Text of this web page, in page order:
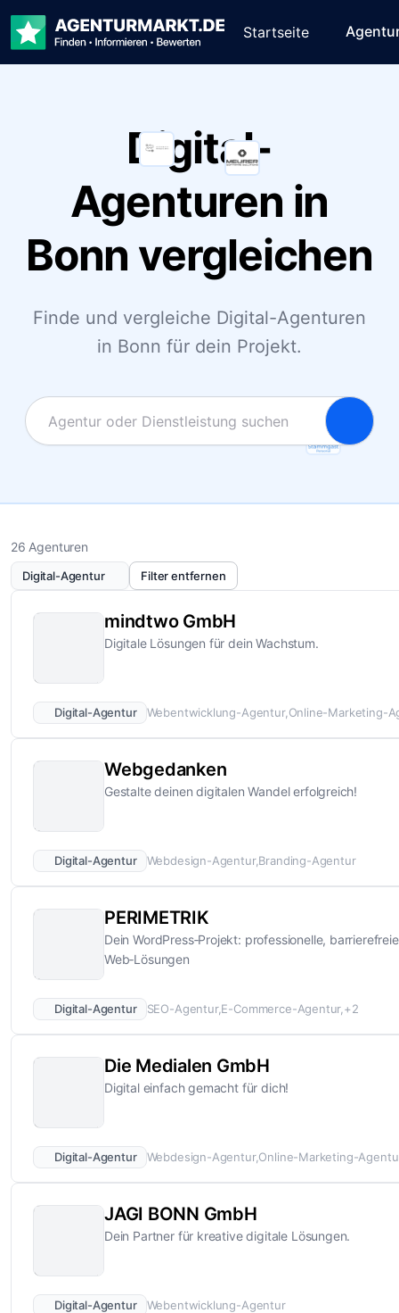
Startseite
Digital-
Agenturen in
Bonn vergleichen
Finde und vergleiche Digital-Agenturen
in Bonn für dein Projekt.
26 Agenturen
Digital-Agentur Filter entfernen
mindtwo GmbH
Digitale Lösungen für dein Wachstum.
Digital-Agentur Webentwicklung-Agentur Online-Marketing-
Webgedanken
Gestalte deinen digitalen Wandel erfolgreich!
Digital-Agentur Webdesign-Agentur Branding-Agentur
PERIMETRIK
Dein WordPress‑Projekt: professionelle, barrierefreie
Web‑Lösungen
Digital-Agentur SEO-Agentur E-Commerce-Agentur +2
Die Medialen GmbH
Digital einfach gemacht für dich!
Digital-Agentur Webdesign-Agentur Online-Marketing-
JAGI BONN GmbH
Dein Partner für kreative digitale Lösungen.
Digital-Agentur Webentwicklung-Agentur